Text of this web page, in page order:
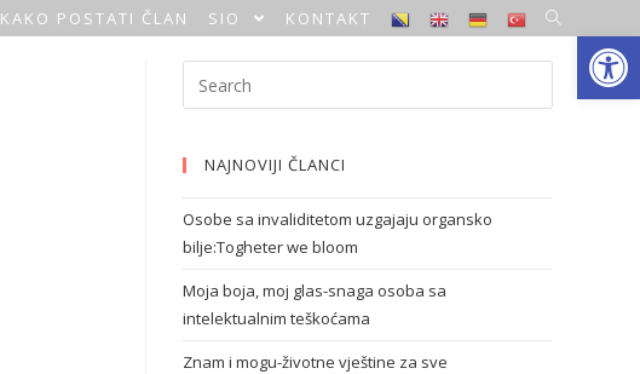
Open toolbar
KAKO POSTATI ČLAN SIO KONTAKT
NAJNOVIJI ČLANCI
Osobe sa invaliditetom uzgajaju organsko
bilje:Togheter we bloom
Moja boja, moj glas-snaga osoba sa
intelektualnim teškoćama
Znam i mogu-životne vještine za sve